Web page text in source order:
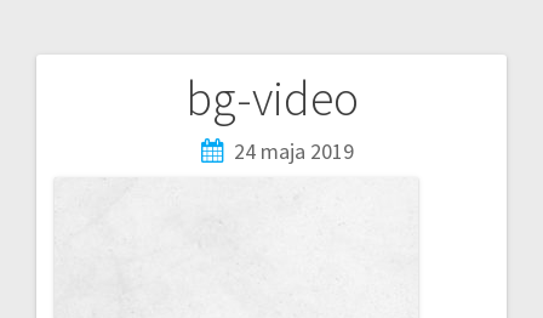
bg-video
24 maja 2019